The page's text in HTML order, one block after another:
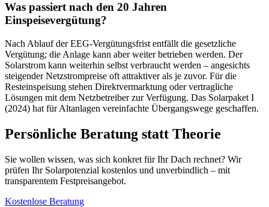
Was passiert nach den 20 Jahren
Einspeisevergütung?
Nach Ablauf der EEG-Vergütungsfrist entfällt die gesetzliche
Vergütung; die Anlage kann aber weiter betrieben werden. Der
Solarstrom kann weiterhin selbst verbraucht werden – angesichts
steigender Netzstrompreise oft attraktiver als je zuvor. Für die
Resteinspeisung stehen Direktvermarktung oder vertragliche
Lösungen mit dem Netzbetreiber zur Verfügung. Das Solarpaket I
(2024) hat für Altanlagen vereinfachte Übergangswege geschaffen.
Persönliche Beratung statt Theorie
Sie wollen wissen, was sich konkret für Ihr Dach rechnet? Wir
prüfen Ihr Solarpotenzial kostenlos und unverbindlich – mit
transparentem Festpreisangebot.
Kostenlose Beratung